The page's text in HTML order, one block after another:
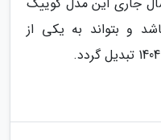
و بتواند به یکی از